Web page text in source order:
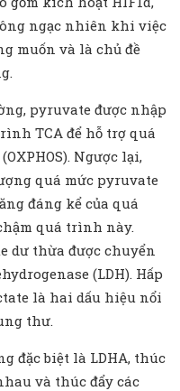
ngạc nhiên khi việc
muốn và là chủ đề
pyruvate được nhập
TCA để hỗ trợ quá
Ngược lại,
quá mức pyruvate
đáng kể của quá
quá trình này.
dư thừa được chuyển
(LDH). Hấp
là hai dấu hiệu nổi
thư.
đặc biệt là LDHA, thúc
và thúc đẩy các